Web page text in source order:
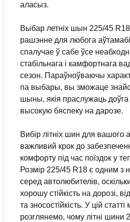
аласыз.
Выбар летніх шын 225/45
рашэнне для любога
спалучае ў сабе ўсе
стабільнага і камфортнага
сезон. Параўноўваючы
па выбары, вы зможаце
шыны, якія праслужаць доўга
высокую бяспеку на дарозе.
Вибір літніх шин для вашого
важливий крок до
комфорту під час поїздок у
Розмір 225/45 R18 є одним з
серед автолюбителів,
хорошу стійкість на дорозі,
та зносостійкість. У цій
розглянемо, чому літні шини